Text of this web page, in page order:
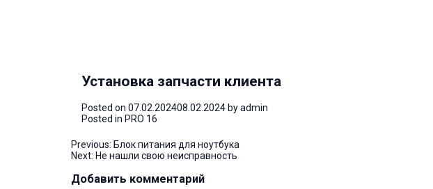
Установка запчасти клиента
Posted on 07.02.202408.02.2024 byadmin
Posted in PRO 16
Навигация
по
записям
Previous: Блок питания для ноутбука
Next: Не нашли свою неисправность
Добавить комментарий